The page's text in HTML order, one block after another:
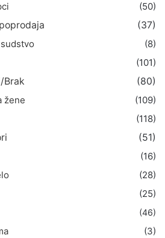
(50)
(37)
(8)
(101)
Brak
(80)
žene
(109)
(118)
(51)
(16)
(28)
(25)
(46)
(3)